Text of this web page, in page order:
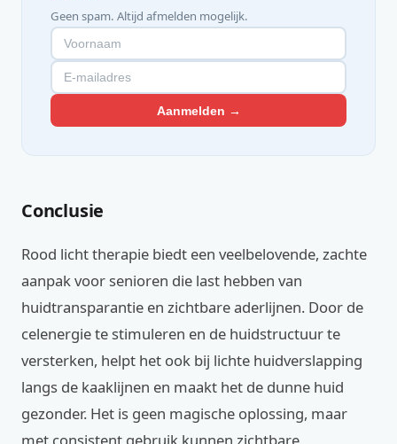
Geen spam. Altijd afmelden mogelijk.
Aanmelden →
Conclusie
Rood licht therapie biedt een veelbelovende, zachte
aanpak voor senioren die last hebben van
huidtransparantie en zichtbare aderlijnen. Door de
celenergie te stimuleren en de huidstructuur te
versterken, helpt het ook bij lichte huidverslapping
langs de kaaklijnen en maakt het de dunne huid
gezonder. Het is geen magische oplossing, maar